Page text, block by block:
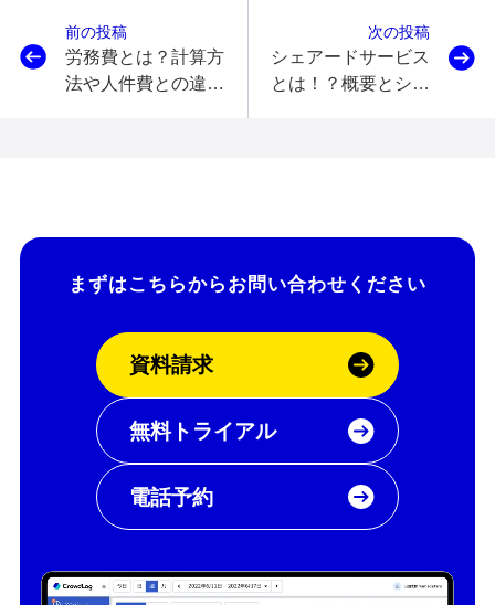
前の投稿
労務費とは？計算方
法や人件費との違い
次の投稿
シェアードサービス
とは！？概要とシェ
まずはこちらから お問い合わせください
資料請求
無料トライアル
電話予約